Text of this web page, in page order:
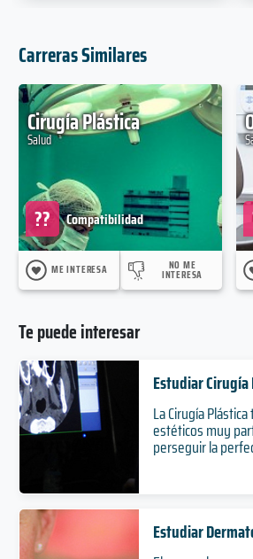
Carreras Similares
Cirugía Plástica
Salud
Compatibilidad
??
ME INTERESA NO ME
INTERESA
Te puede interesar
Estudiar
La Cirugía
estéticos muy
perseguir la
Estudiar